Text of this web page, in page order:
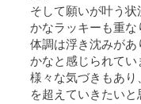
そして願いが叶う
かなラッキーも重な
体調は浮き沈みが
かなと感じられて
様々な気づきもあ
を超えていきたいと